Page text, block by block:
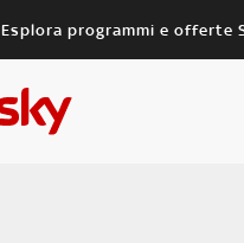
Esplora programmi e offerte